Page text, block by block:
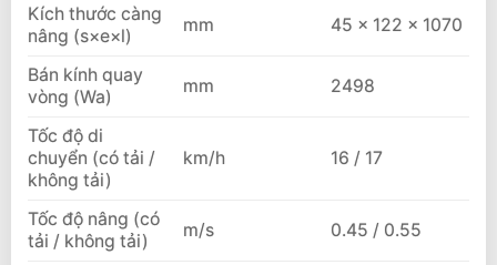
Kích thước càng
nâng (s×e×l)
mm 45 × 122 × 1070
Bán kính quay
vòng (Wa)
mm 2498
Tốc độ di
chuyển (có tải /
không tải)
km/h 16 / 17
Tốc độ nâng (có
tải / không tải)
m/s 0.45 / 0.55